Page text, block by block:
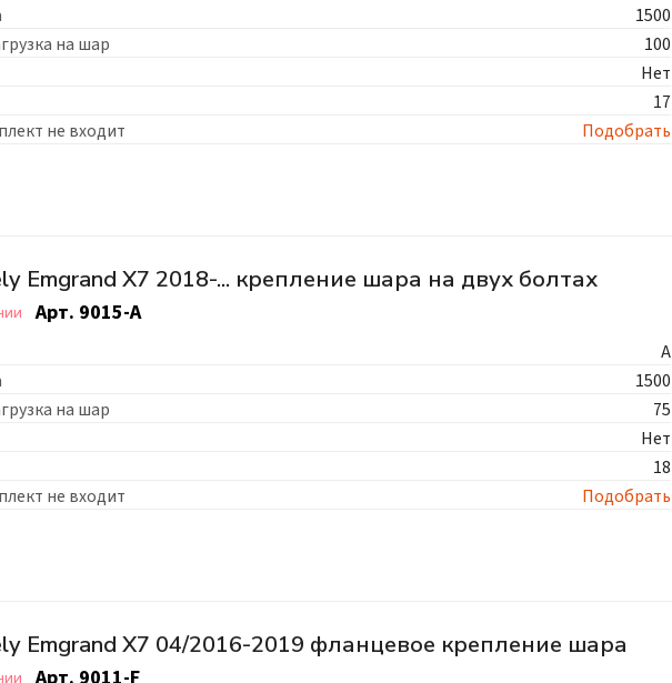
1500
на шар
100
Нет
17
не входит
Подобрать
Emgrand X7 2018-... крепление шара на двух болтах
Арт. 9015-A
A
1500
на шар
75
Нет
18
не входит
Подобрать
Emgrand X7 04/2016-2019 фланцевое крепление шара